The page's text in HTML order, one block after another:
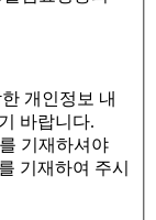
개인정보 내
바랍니다.
기재하셔야
기재하여 주시